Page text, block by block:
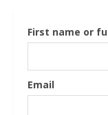
First name or
Email